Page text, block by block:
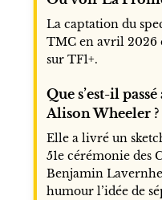
La captation du
TMC en avril 2026
sur TF1+.
Que s’est-il
Alison Wheeler ?
Elle a livré un
51e cérémonie des
Benjamin
humour l’idée de